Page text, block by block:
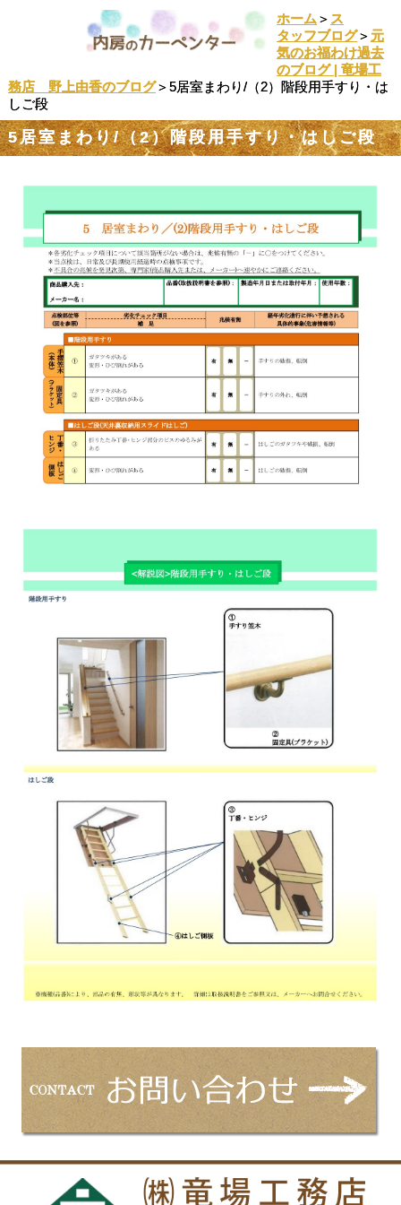
ホーム ＞ ス
タッフブログ＞ 元
気のお福わけ過去
のブログ | 竜場工
務店 野上由香のブログ＞5居室まわり/（2）階段用手すり・は
しご段
5居室まわり/（2）階段用手すり・はしご段